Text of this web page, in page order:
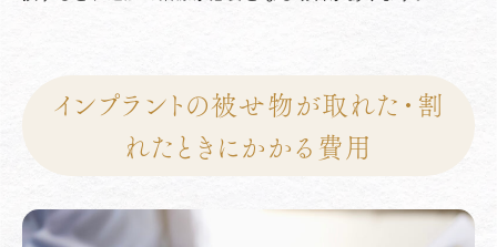
インプラントの被せ物が取れた・割
れたときにかかる費用